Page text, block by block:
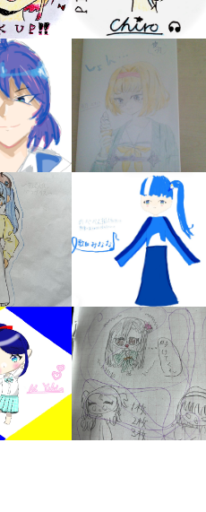
みんなの絵が
見られる
ギャラリー